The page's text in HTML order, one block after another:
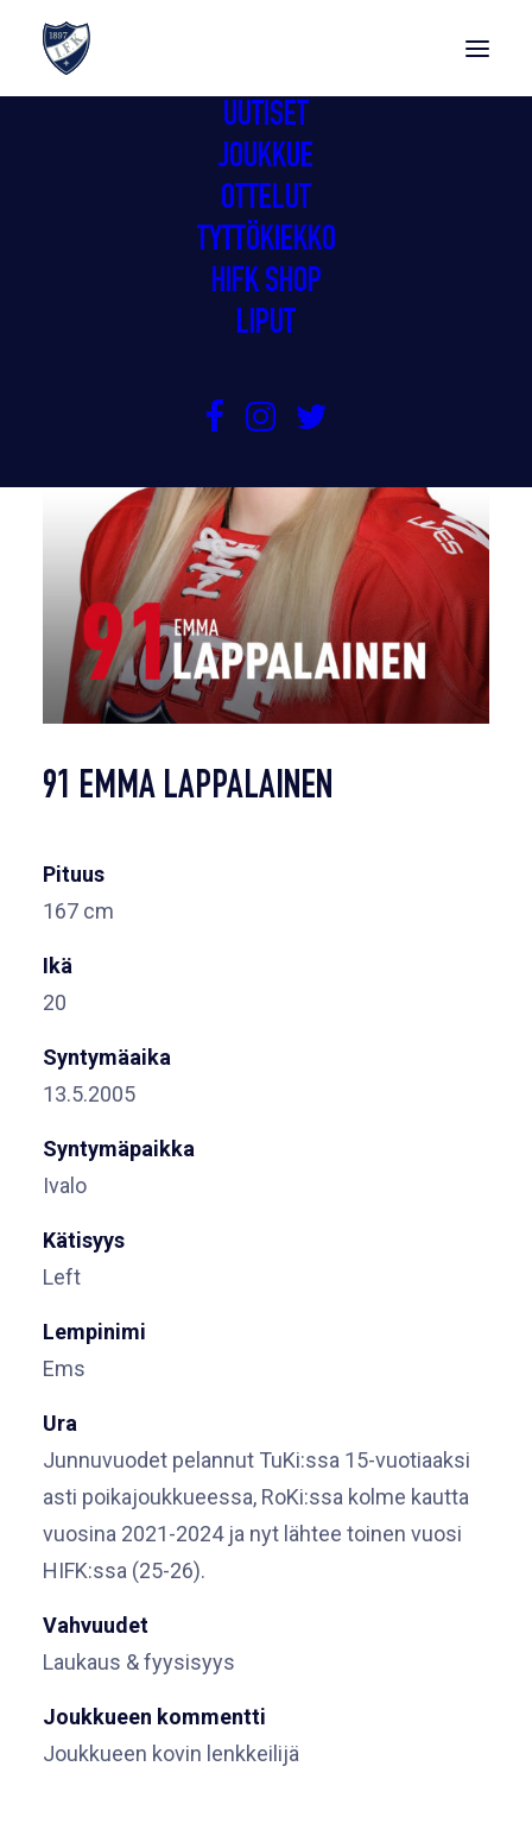
UUTISET
JOUKKUE
OTTELUT
TYTTÖKIEKKO
HIFK SHOP
LIPUT
91 EMMA LAPPALAINEN
Pituus
167 cm
Ikä
20
Syntymäaika
13.5.2005
Syntymäpaikka
Ivalo
Kätisyys
Left
Lempinimi
Ems
Ura
Junnuvuodet pelannut TuKi:ssa 15-vuotiaaksi
asti poikajoukkueessa, RoKi:ssa kolme kautta
vuosina 2021-2024 ja nyt lähtee toinen vuosi
HIFK:ssa (25-26).
Vahvuudet
Laukaus & fyysisyys
Joukkueen kommentti
Joukkueen kovin lenkkeilijä